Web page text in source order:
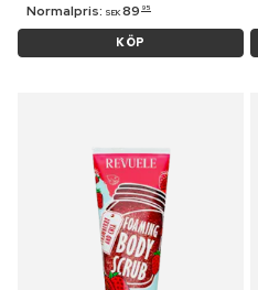
Normalpris: SEK 89 95
KÖP